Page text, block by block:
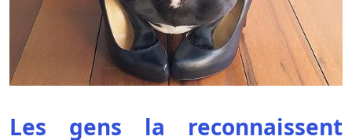
Les gens la reconnaissent